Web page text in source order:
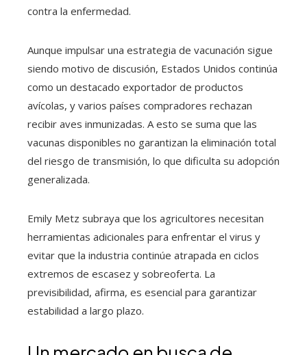
contra la enfermedad.
Aunque impulsar una estrategia de vacunación sigue
siendo motivo de discusión, Estados Unidos continúa
como un destacado exportador de productos
avícolas, y varios países compradores rechazan
recibir aves inmunizadas. A esto se suma que las
vacunas disponibles no garantizan la eliminación total
del riesgo de transmisión, lo que dificulta su adopción
generalizada.
Emily Metz subraya que los agricultores necesitan
herramientas adicionales para enfrentar el virus y
evitar que la industria continúe atrapada en ciclos
extremos de escasez y sobreoferta. La
previsibilidad, afirma, es esencial para garantizar
estabilidad a largo plazo.